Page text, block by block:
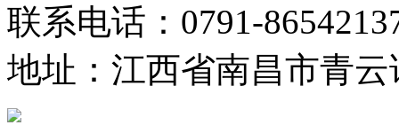
联系电话：0791-
地址：江西省南昌市青